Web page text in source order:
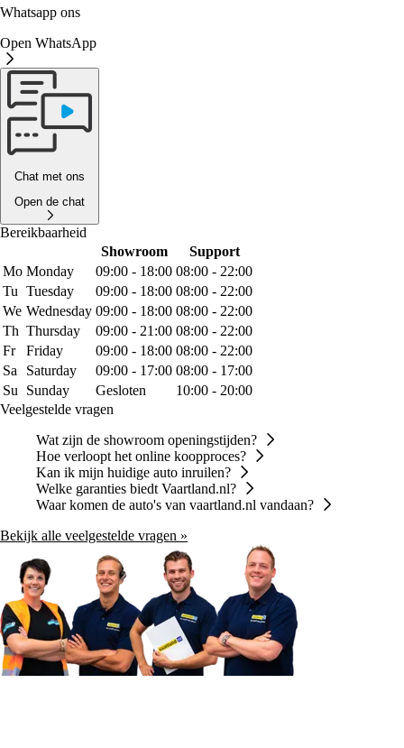
Whatsapp ons
Open WhatsApp
Chat met ons
Open de chat
Bereikbaarheid
Showroom
Support
Mo Monday 09:00 - 18:00 08:00 - 22:00
Tu Tuesday 09:00 - 18:00 08:00 - 22:00
We Wednesday 09:00 - 18:00 08:00 - 22:00
Th Thursday 09:00 - 21:00 08:00 - 22:00
Fr
Friday 09:00 - 18:00 08:00 - 22:00
Sa
Saturday 09:00 - 17:00 08:00 - 17:00
Su
Sunday Gesloten
10:00 - 20:00
Veelgestelde vragen
Wat zijn de showroom openingstijden?
Hoe verloopt het online koopproces?
Kan ik mijn huidige auto inruilen?
Welke garanties biedt Vaartland.nl?
Waar komen de auto's van vaartland.nl vandaan?
Bekijk alle veelgestelde vragen »